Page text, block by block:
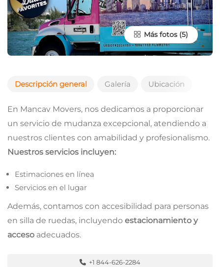
Más fotos
Descripción general Galería Ubicación
En Mancav Movers, nos dedicamos a proporcionar
un servicio de mudanza excepcional, atendiendo a
nuestros clientes con amabilidad y profesionalismo.
Nuestros servicios incluyen:
Estimaciones en línea
Servicios en el lugar
Además, contamos con accesibilidad para personas
en silla de ruedas, incluyendo estacionamiento y
acceso adecuados.
+1 844-626-2284